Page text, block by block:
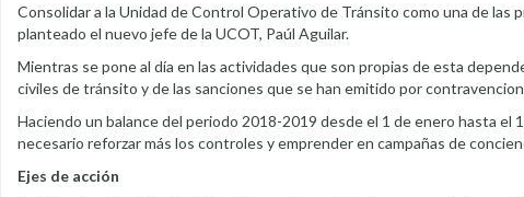
Consolidar a la Unidad de Control Operativo de Tránsito como una de
planteado el nuevo jefe de la UCOT, Paúl Aguilar.
Mientras se pone al día en las actividades que son propias de esta
civiles de tránsito y de las sanciones que se han emitido por
Haciendo un balance del periodo 2018-2019 desde el 1 de enero hasta
necesario reforzar más los controles y emprender en campañas de
Ejes de acción